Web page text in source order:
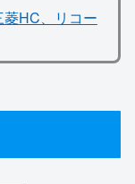
HC、リコー